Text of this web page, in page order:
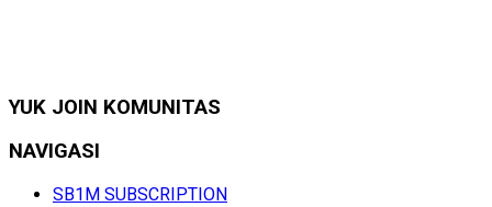
YUK JOIN KOMUNITAS
NAVIGASI
SB1M SUBSCRIPTION